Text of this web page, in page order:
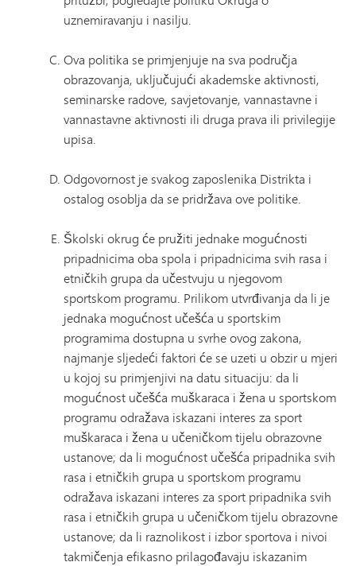
uznemiravanju i nasilju.
Ova politika se primjenjuje na sva područja
obrazovanja, uključujući akademske aktivnosti,
seminarske radove, savjetovanje, vannastavne i
vannastavne aktivnosti ili druga prava ili privilegije
upisa.
Odgovornost je svakog zaposlenika Distrikta i
ostalog osoblja da se pridržava ove politike.
Školski okrug će pružiti jednake mogućnosti
pripadnicima oba spola i pripadnicima svih rasa i
etničkih grupa da učestvuju u njegovom
sportskom programu. Prilikom utvrđivanja da li je
jednaka mogućnost učešća u sportskim
programima dostupna u svrhe ovog zakona,
najmanje sljedeći faktori će se uzeti u obzir u mjeri
u kojoj su primjenjivi na datu situaciju: da li
mogućnost učešća muškaraca i žena u sportskom
programu odražava iskazani interes za sport
muškaraca i žena u učeničkom tijelu obrazovne
ustanove; da li mogućnost učešća pripadnika svih
rasa i etničkih grupa u sportskom programu
odražava iskazani interes za sport pripadnika svih
rasa i etničkih grupa u učeničkom tijelu obrazovne
ustanove; da li raznolikost i izbor sportova i nivoi
takmičenja efikasno prilagođavaju iskazanim